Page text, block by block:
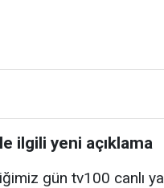
ilgili yeni açıklama
gün tv100 canlı